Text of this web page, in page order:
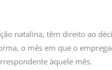
natalina, têm direito ao
o mês em que o
àquele mês.